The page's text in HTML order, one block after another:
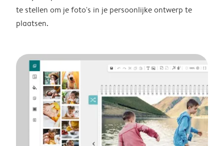
te stellen om je foto's in je persoonlijke ontwerp te
plaatsen.